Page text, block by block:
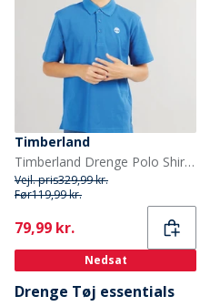
Timberland
Timberland Drenge Polo Shirt Oceania
Vejl. pris329,99 kr.
Før119,99 kr.
Current
79,99 kr.
Nedsat
Drenge Tøj essentials